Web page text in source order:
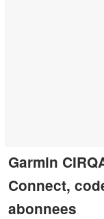
Garmin
Connect,
abonnees